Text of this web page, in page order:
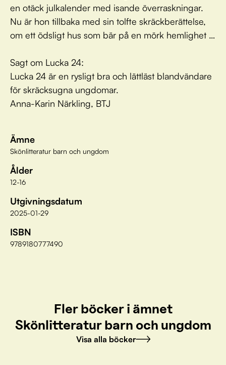
en otäck julkalender med isande överraskningar.
Nu är hon tillbaka med sin tolfte skräckberättelse,
om ett ödsligt hus som bär på en mörk hemlighet …
Sagt om Lucka 24:
Lucka 24 är en rysligt bra och lättläst blandvändare
för skräcksugna ungdomar.
Anna-Karin Närkling, BTJ
Ämne
Skönlitteratur barn och ungdom
Ålder
12-16
Utgivningsdatum
2025-01-29
ISBN
9789180777490
Fler böcker i ämnet
Skönlitteratur barn och ungdom
Visa alla böcker